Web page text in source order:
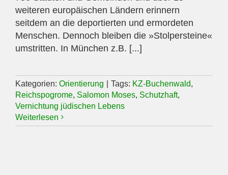
weiteren europäischen Ländern erinnern
seitdem an die deportierten und ermordeten
Menschen. Dennoch bleiben die »Stolpersteine«
umstritten. In München z.B. [...]
Kategorien: Orientierung Tags: KZ-Buchenwald,
Reichspogrome, Salomon Moses, Schutzhaft,
Vernichtung jüdischen Lebens
Weiterlesen